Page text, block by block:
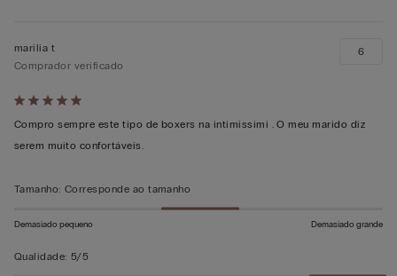
Atribuiu
5
em
marilia t
Comprador verificado
Compro sempre este tipo de boxers na intimissimi . O meu marido diz
serem muito confortáveis.
6
Tamanho: Corresponde ao tamanho
Demasiado pequeno Demasiado grande
Qualidade: 5/5